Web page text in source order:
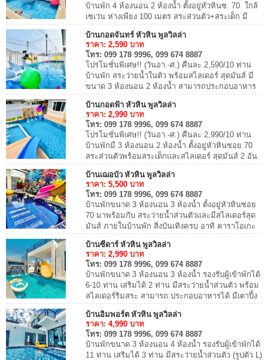
บ้านพัก 4 ห้องนอน 2 ห้องน้ำ ตั้งอยู่หัวหินซ. 70 ใกล้
เซเว่น ห่างเพียง 100 เมตร สระส่วนตัว+สระเด็ก มี
สไลเดอร์!! คาราโอเกะ ไฟเธค แล...
บ้านกอดจันทร์ หัวหิน พูลวิลล่า
ราคา: 2,590บาท
โทร: 099 178 9996, 099 674 8887
โปรโมชั่นพิเศษ!! (วันอา.-ศ.) คืนละ 2,590/10 ท่าน
บ้านพัก สระว่ายน้ำในตัว พร้อมสไลเดอร์ สุดมันส์ มี
ขนาด 3 ห้องนอน 2 ห้องน้ำ สามารถประกอบอาหาร
ได้ อุปกรณ์ครัว มีเตาปิ้งย่าง ใกล้ร้านสะ...
บ้านกอดฟ้า หัวหิน พูลวิลล่า
ราคา: 2,990บาท
โทร: 099 178 9996, 099 674 8887
โปรโมชั่นพิเศษ!! (วันอา.-ศ.) คืนละ 2,990/10 ท่าน
บ้านพักมี 3 ห้องนอน 2 ห้องน้ำ ตั้งอยู่หัวหินซอย 70
สระส่วนตัวพร้อมสระเด็กและสไลเดอร์ สุดมันส์ 2 อัน
มีไฟเธคริมสระ ใกล้ร้านสะดวกซื้อ...
บ้านเฌอบัว หัวหิน พูลวิลล่า
ราคา: 5,500บาท
โทร: 099 178 9996, 099 674 8887
บ้านพักขนาด 3 ห้องนอน 3 ห้องน้ำ ตั้งอยู่หัวหินซอย
70 มาพร้อมกับ สระว่ายน้ำส่วนตัวและมีสไลเดอร์สุด
มันส์ ภายในบ้านพัก สิ่งบันเทิงครบ อาทิ คาราโอเกะ
+ ไฟเธค โต๊ะพูล สามารถประกอบอาหารไ...
บ้านซีดาร์ หัวหิน พูลวิลล่า
ราคา: 2,990บาท
โทร: 099 178 9996, 099 674 8887
บ้านพักขนาด 3 ห้องนอน 3 ห้องน้ำ รองรับผู้เข้าพักได้
6-10 ท่าน เสริมได้ 2 ท่าน มีสระว่ายน้ำส่วนตัว พร้อม
สไลเดอร์ริมสระ สามารถ ประกอบอาหารได้ มีเตาปิ้ง
ย่างบริการ เพลิดเพลินไปกับเสียง...
บ้านอิมพอร์ต หัวหิน พูลวิลล่า
ราคา: 4,990บาท
โทร: 099 178 9996, 099 674 8887
บ้านพักขนาด 3 ห้องนอน 4 ห้องน้ำ รองรับผู้เข้าพักได้
11 ท่าน เสริมได้ 3 ท่าน มีสระว่ายน้ำส่วนตัว (รูปตัว L)